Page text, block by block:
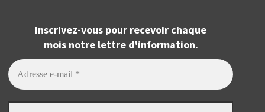
Inscrivez-vous pour recevoir chaque
mois notre lettre d'information.